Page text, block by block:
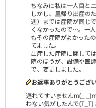
ちなみに私は一人目と
しかし、里帰り出産
週）までは産院が同じ
くなかったので…。一
もその産院がよかった
てました。
出産した産院に関して
院のほうが、設備や医
で、変更しました。
お返事ありがとうござ
遅れてすいませんm(_
わない気がしたんで